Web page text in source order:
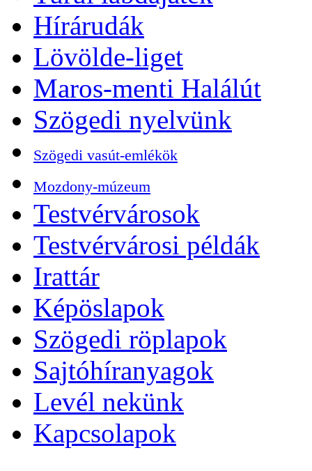
Hírárudák
Lövölde-liget
Maros-menti Halálút
Szögedi nyelvünk
Szögedi vasút-emlékök
Mozdony-múzeum
Testvérvárosok
Testvérvárosi példák
Irattár
Képöslapok
Szögedi röplapok
Sajtóhíranyagok
Levél nekünk
Kapcsolapok